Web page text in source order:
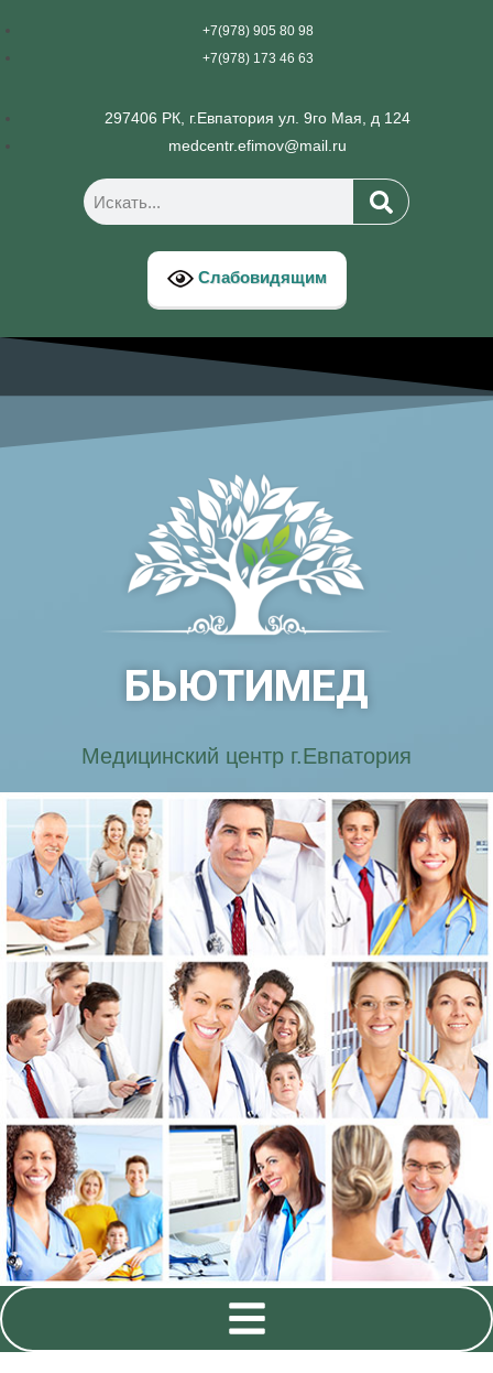
+7(978) 905 80 98
+7(978) 173 46 63
297406 РК, г.Евпатория ул. 9го Мая, д 124
medcentr.efimov@mail.ru
Слабовидящим
БЬЮТИМЕД
Медицинский центр г.Евпатория